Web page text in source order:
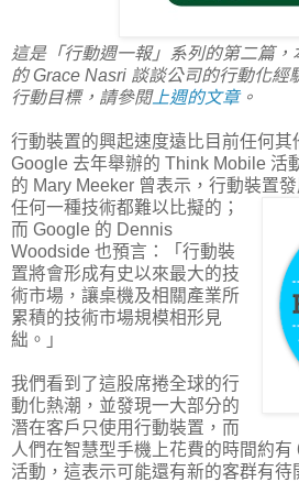
這是「行動週一報」系列的第二篇
的 Grace Nasri 談談公司的行動化經
行動目標，請參閱上週的文章。
行動裝置的興起速度遠比目前任何其
Google 去年舉辦的 Think Mobile 活
的 Mary Meeker 曾表示，行動裝置
任何一種技術都難以比擬的；
而 Google 的 Dennis
Woodside 也預言：「行動裝
置將會形成有史以來最大的技
術市場，讓桌機及相關產業所
累積的技術市場規模相形見
絀。」
我們看到了這股席捲全球的行
動化熱潮，並發現一大部分的
潛在客戶只使用行動裝置，而
人們在智慧型手機上花費的時間約有
活動，這表示可能還有新的客群有待